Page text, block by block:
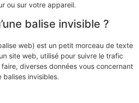
ou sur votre appareil.
balise invisible ?
web) est un petit morceau de texte
site web, utilisé pour suivre le trafic
diverses données vous concernant
balises invisibles.